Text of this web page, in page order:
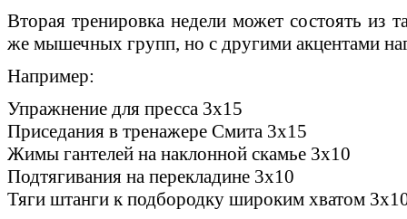
Вторая тренировка недели может состоять из
же мышечных групп, но с другими акцентами
Например:
Упражнение для пресса 3х15
Приседания в тренажере Смита 3х15
Жимы гантелей на наклонной скамье 3х10
Подтягивания на перекладине 3х10
Тяги штанги к подбородку широким хватом